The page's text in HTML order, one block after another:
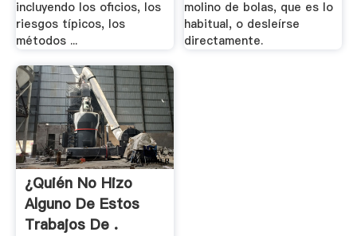
incluyendo los oficios, los
riesgos típicos, los
métodos ...
molino de bolas, que es lo
habitual, o desleírse
directamente.
¿Quién No Hizo
Alguno De Estos
Trabajos De .